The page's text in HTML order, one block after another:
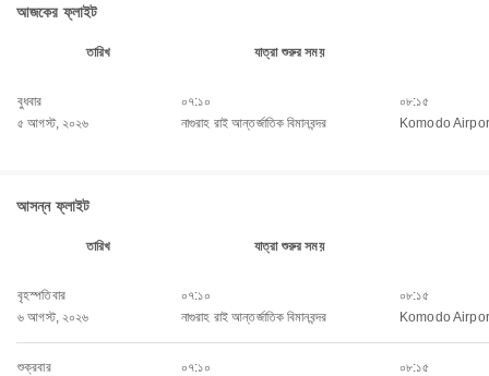
আজকের ফ্লাইট
তারিখ যাত্রা শুরুর সময়
বুধবার
৫ আগস্ট, ২০২৬
০৭:১০
নাগুরাহ রাই আন্তর্জাতিক বিমানবন্দর
০৮:১৫
Komodo
আসন্ন ফ্লাইট
তারিখ যাত্রা শুরুর সময়
বৃহস্পতিবার
৬ আগস্ট, ২০২৬
০৭:১০
নাগুরাহ রাই আন্তর্জাতিক বিমানবন্দর
০৮:১৫
Komodo
শুক্রবার
০৭:১০
০৮:১৫